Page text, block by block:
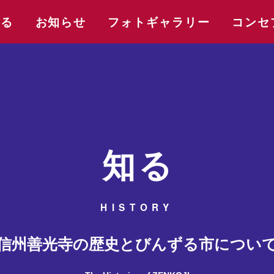
お知らせ フォトギャラリー コンセ
知る
HISTORY
州善光寺の歴史とびんずる市につい